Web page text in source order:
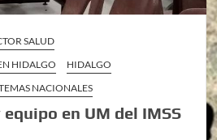
SALUD
HIDALGO
HIDALGO
NACIONALES
en UM del IMSS